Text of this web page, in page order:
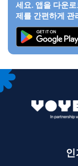
세요. 앱을 다운
제를 간편하게 관